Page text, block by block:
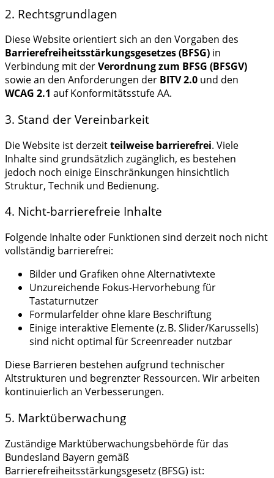
2. Rechtsgrundlagen
Diese Website orientiert sich an den Vorgaben des
Barrierefreiheitsstärkungsgesetzes (BFSG) in
Verbindung mit derVerordnung zum BFSG (BFSGV)
sowie an den Anforderungen der BITV 2.0 und den
WCAG 2.1 auf Konformitätsstufe AA.
3. Stand der Vereinbarkeit
Die Website ist derzeitteilweise barrierefrei. Viele
Inhalte sind grundsätzlich zugänglich, es bestehen
jedoch noch einige Einschränkungen hinsichtlich
Struktur, Technik und Bedienung.
4. Nicht-barrierefreie Inhalte
Folgende Inhalte oder Funktionen sind derzeit noch nicht
vollständig barrierefrei:
Bilder und Grafiken ohne Alternativtexte
Unzureichende Fokus-Hervorhebung für
Tastaturnutzer
Formularfelder ohne klare Beschriftung
Einige interaktive Elemente (z. B. Slider/Karussells)
sind nicht optimal für Screenreader nutzbar
Diese Barrieren bestehen aufgrund technischer
Altstrukturen und begrenzter Ressourcen. Wir arbeiten
kontinuierlich an Verbesserungen.
5. Marktüberwachung
Zuständige Marktüberwachungsbehörde für das
Bundesland Bayern gemäß
Barrierefreiheitsstärkungsgesetz (BFSG) ist: